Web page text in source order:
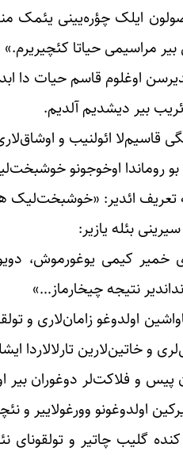
ایلک چؤره‌یینی یئمک
مراسیمی حیاتا کئچیریرم.»
اوغلوم قاسم حیات‌ دا
بیر دیشدیم آلدیم.
قاسیم‌لا ائولنیب و
بو روماندا اوخوجونو
تعریف ائدیر: «خوشبخت‌لیک
بئله یازیر:
خمیر کیمی یوغورموش،
نتیجه چیخارماز…»
اولدوغو زامان‌لاری و
و خاتین‌لارین تارلالاردا
و فلاکت‌لر دوغوران بیر
اولدوغونو وورغولاییر و
گلیب چاتیر و تولقونای